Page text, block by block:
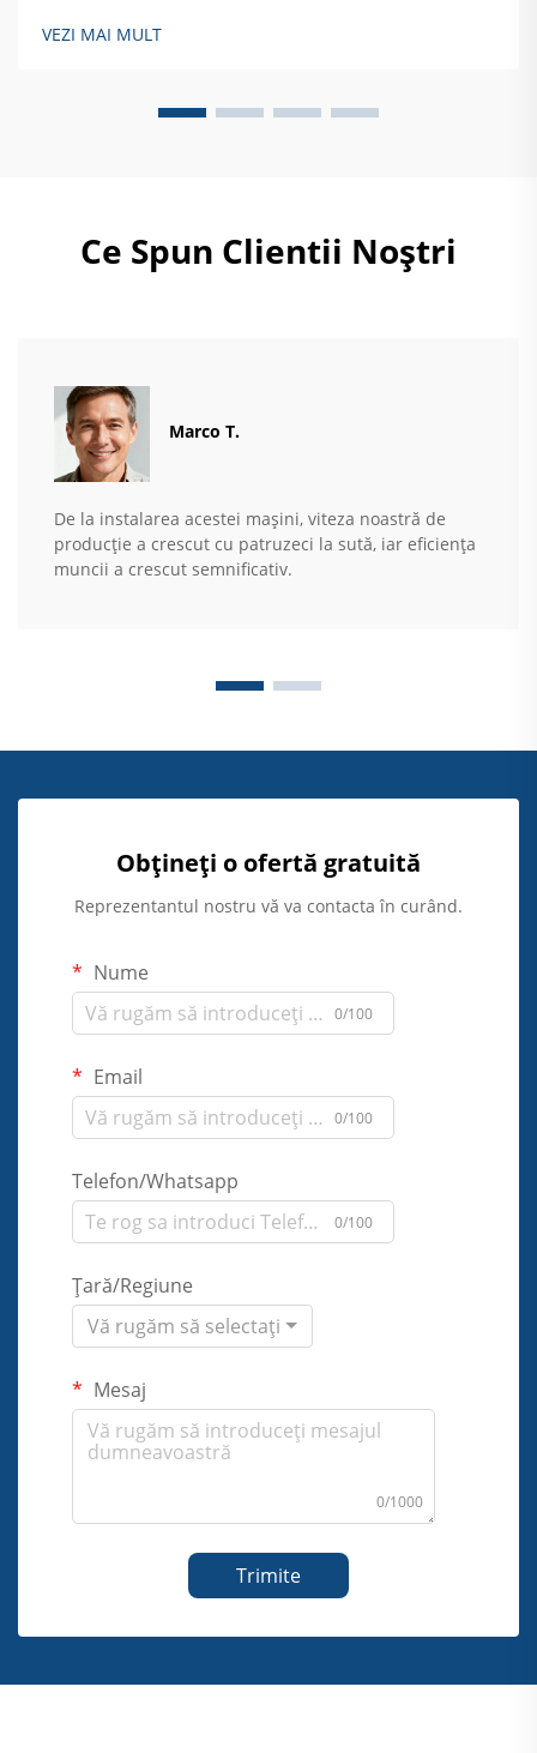
impresionante de aproximativ 1.200 de recipiente pe
VEZI MAI MULT
Ce Spun Clientii Noștri
Marco T.
De la instalarea acestei mașini, viteza noastră de
producție a crescut cu patruzeci la sută, iar eficiența
muncii a crescut semnificativ.
Obțineți o ofertă gratuită
Reprezentantul nostru vă va contacta în curând.
Nume
0/100
Email
0/100
Telefon/Whatsapp
0/100
Țară/Regiune
Vă rugăm să selectați
Mesaj
0/1000
Trimite